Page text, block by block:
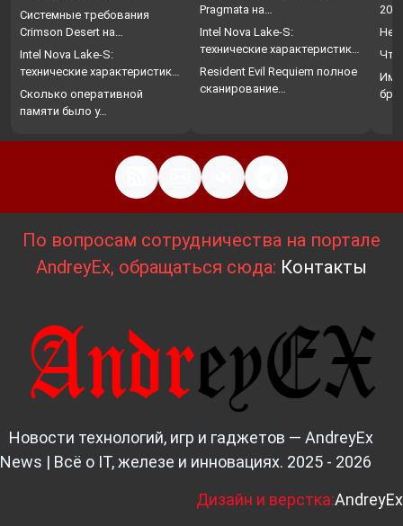
Системные требования
Crimson Desert на…
Intel Nova Lake-S:
технические характеристики,
…
Сколько оперативной
памяти было у…
Pragmata на…
Intel Nova Lake-S:
технические характеристики,
…
Resident Evil Requiem полное
сканирование…
Что
По вопросам сотрудничества на портале
AndreyEx, обращаться сюда: Контакты
Новости технологий, игр и гаджетов — AndreyEx
News | Всё о IT, железе и инновациях. 2025 - 2026
Дизайн и верстка:AndreyEx